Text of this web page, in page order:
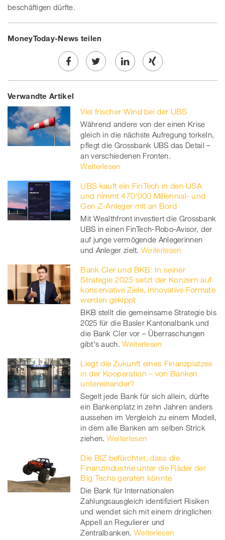
beschäftigen dürfte.
MoneyToday-News teilen
Share
on
Facebook
Twe
on
twitt
er
Share
linkedin
Share
Xing
Verwandte Artikel
Viel frischer Wind bei der UBS
Während andere von der einen Krise
gleich in die nächste Aufregung torkeln,
pflegt die Grossbank UBS das Detail –
an verschiedenen Fronten.
Weiterlesen
UBS kauft ein FinTech in den USA
und nimmt 470'000 Millennial- und
Gen Z-Anleger mit an Bord
Mit Wealthfront investiert die Grossbank
UBS in einen FinTech-Robo-Avisor, der
auf junge vermögende Anlegerinnen
und Anleger zielt. Weiterlesen
Bank Cler und BKB: In seiner
Strategie 2025 setzt der Konzern auf
konservative Ziele, innovative Formate
werden gekippt
BKB stellt die gemeinsame Strategie bis
2025 für die Basler Kantonalbank und
die Bank Cler vor – Überraschungen
gibt's auch. Weiterlesen
Liegt die Zukunft eines Finanzplatzes
in der Kooperation – von Banken
untereinander?
Segelt jede Bank für sich allein, dürfte
ein Bankenplatz in zehn Jahren anders
aussehen im Vergleich zu einem Modell,
in dem alle Banken am selben Strick
ziehen. Weiterlesen
Die BIZ befürchtet, dass die
Finanzindustrie unter die Räder der
Big Techs geraten könnte
Die Bank für Internationalen
Zahlungsausgleich identifiziert Risiken
und wendet sich mit einem dringlichen
Appell an Regulierer und
Zentralbanken. Weiterlesen